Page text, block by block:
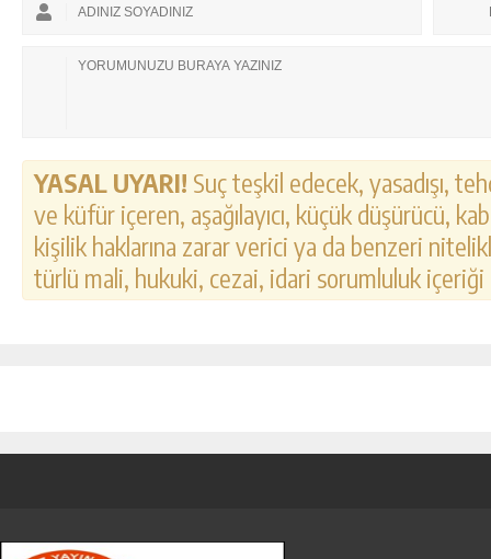
YASAL UYARI! Suç teşkil edecek, yasadışı,
ve küfür içeren, aşağılayıcı, küçük düşürücü,
kişilik haklarına zarar verici ya da benzeri
türlü mali, hukuki, cezai, idari sorumluluk